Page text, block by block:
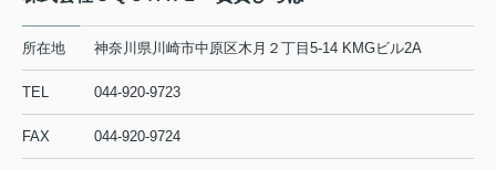
所在地 神奈川県川崎市中原区木月２丁目5-14 KMGビル2A
TEL 044-920-9723
FAX 044-920-9724